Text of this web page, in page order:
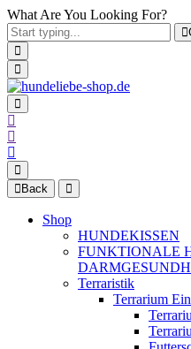
What Are You Looking For?
Back
Shop
HUNDEKISSEN
FUNKTIONALE
Terraristik
Terrarium